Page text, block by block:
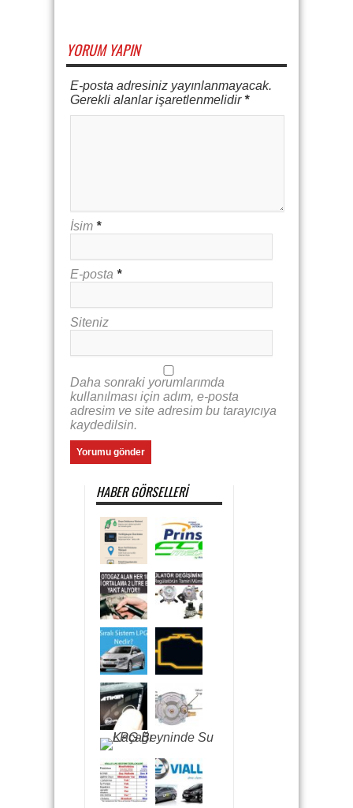
YORUM YAPIN
E-posta adresiniz yayınlanmayacak.
Gerekli alanlar işaretlenmelidir*
İsim *
E-posta *
Siteniz
Daha sonraki yorumlarımda
kullanılması için adım, e-posta
adresim ve site adresim bu tarayıcıya
kaydedilsin.
HABER GÖRSELLERI